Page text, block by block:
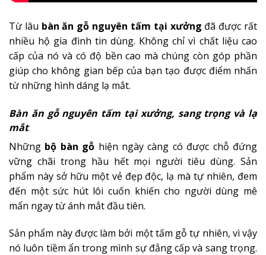
Từ lâu bàn ăn gỗ nguyên tấm tại xưởng đã được rất
nhiều hộ gia đình tin dùng. Không chỉ vì chất liệu cao
cấp của nó và có độ bền cao mà chúng còn góp phần
giúp cho không gian bếp của bạn tạo được điểm nhấn
từ những hình dáng lạ mắt.
Bàn ăn gỗ nguyên tấm tại xưởng, sang trọng và lạ
mắt
Những bộ bàn gỗ hiện ngày càng có được chỗ đứng
vững chãi trong hầu hết mọi người tiêu dùng. Sản
phẩm này sở hữu một vẻ đẹp độc, lạ mà tự nhiên, đem
đến một sức hút lôi cuốn khiến cho người dùng mê
mẩn ngay từ ánh mắt đầu tiên.
Sản phẩm này được làm bởi một tấm gỗ tự nhiên, vì vậy
nó luôn tiềm ẩn trong mình sự đẳng cấp và sang trọng.